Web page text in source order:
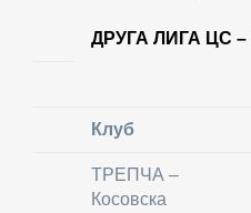
ДРУГА ЛИГА ЦС
Клуб
ТРЕПЧА –
Косовска